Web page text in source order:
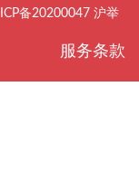
备20200047 沪举
服务条款